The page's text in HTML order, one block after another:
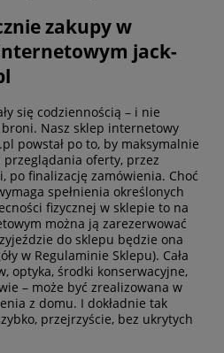
zakupy w
jack-
się codziennością – i nie
Nasz sklep internetowy
powstał po to, by maksymalnie
przeglądania oferty, przez
po finalizację zamówienia. Choć
spełnienia określonych
fizycznej w sklepie to na
można ją zarezerwować
do sklepu będzie ona
w Regulaminie Sklepu). Cała
optyka, środki konserwacyjne,
– może być zrealizowana w
z domu. I dokładnie tak
przejrzyście, bez ukrytych